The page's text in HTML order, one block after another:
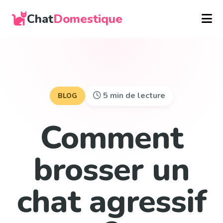
ChatDomestique
BLOG 5 min de lecture
Comment
brosser un
chat agressif